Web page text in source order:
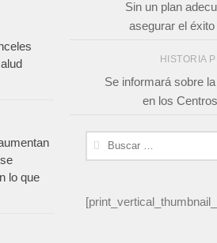
Sin un plan
asegurar el
HISTORIA
Se informará sobre
en los
Buscar:
lo que